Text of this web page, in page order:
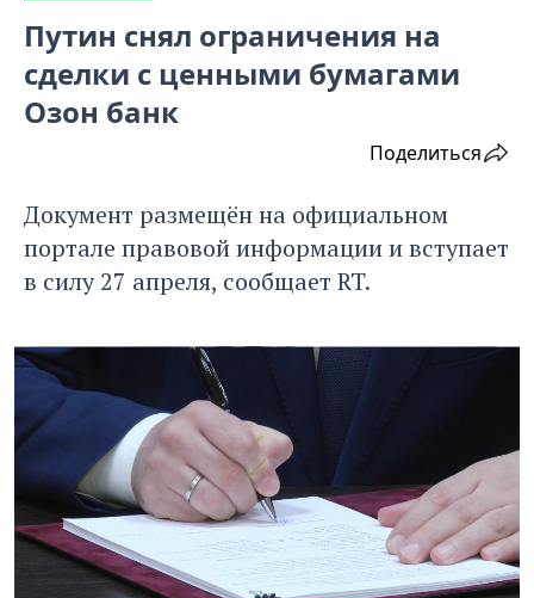
Путин снял ограничения на
сделки с ценными бумагами
Озон банк
Поделиться
Документ размещён на официальном
портале правовой информации и вступает
в силу 27 апреля, сообщает RT.